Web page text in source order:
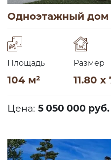
Одноэтажный
Площадь
104 м²
Размер
11.80
Цена: 5 050 000 руб.